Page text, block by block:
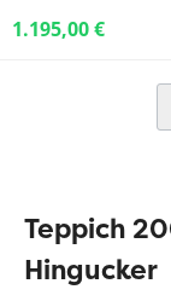
1.195,00 €
Teppich
Hingucker